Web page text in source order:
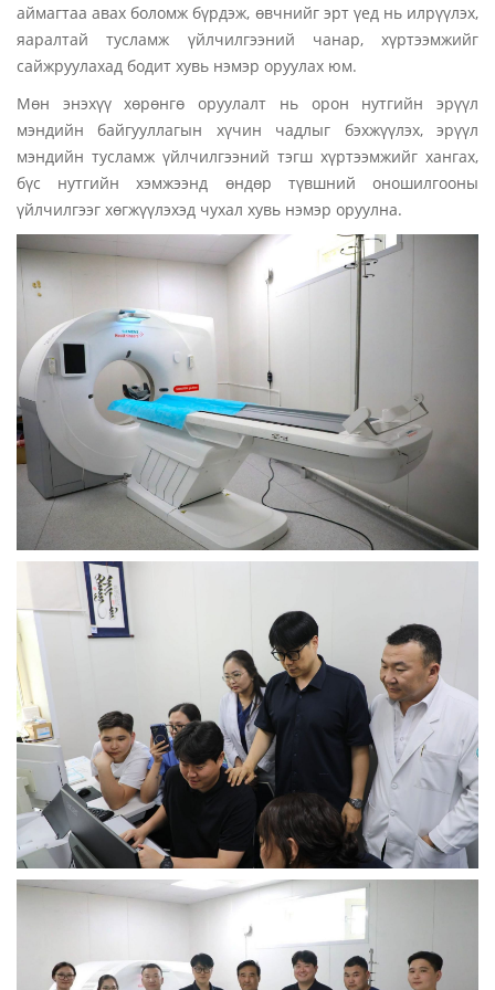
аймагтаа авах боломж бүрдэж, өвчнийг эрт үед нь илрүүлэх,
яаралтай тусламж үйлчилгээний чанар, хүртээмжийг
сайжруулахад бодит хувь нэмэр оруулах юм.
Мөн энэхүү хөрөнгө оруулалт нь орон нутгийн эрүүл
мэндийн байгууллагын хүчин чадлыг бэхжүүлэх, эрүүл
мэндийн тусламж үйлчилгээний тэгш хүртээмжийг хангах,
бүс нутгийн хэмжээнд өндөр түвшний оношилгооны
үйлчилгээг хөгжүүлэхэд чухал хувь нэмэр оруулна.